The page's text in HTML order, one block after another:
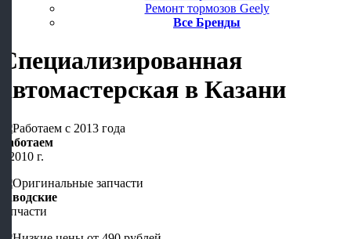
Ремонт тормозов Geely
Все Бренды
Специализированная
автомастерская в Казани
Работаем
с 2010 г.
Заводские
запчасти